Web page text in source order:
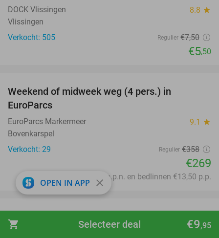
shopping_cart €9,95
Selecteer deal
DOCK Vlissingen 8.8 star
Vlissingen
Verkocht: 505
Regulier €7,50
€5,50
Weekend of midweek weg (4 pers.) in
EuroParcs
EuroParcs Markermeer 9.1 star
Bovenkarspel
Verkocht: 29
Regulier €358
€269
Excl. €2 p.p.p.n. en bedlinnen €13,50 p.p.
33%
(Hyper)bowlen (1 of 1,5 uur) voor 1 tot 6
personen
OPEN IN APP close